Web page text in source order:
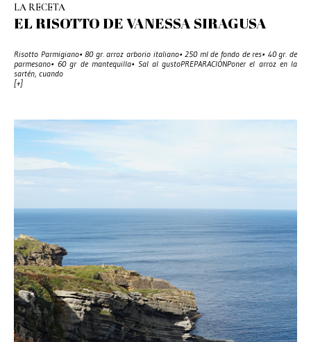
LA RECETA
EL RISOTTO DE VANESSA SIRAGUSA
Risotto Parmigiano• 80 gr. arroz arborio italiano• 250 ml de fondo de res• 40 gr. de
parmesano• 60 gr de mantequilla• Sal al gustoPREPARACIÓNPoner el arroz en la
sartén, cuando
[+]